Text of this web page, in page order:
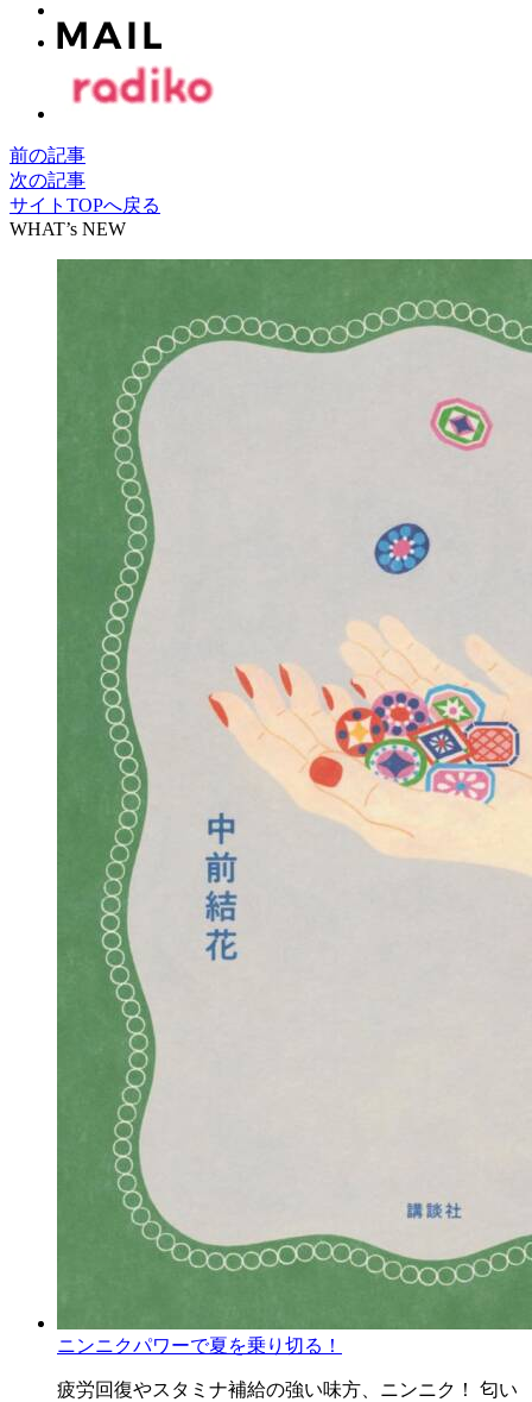
前の記事
次の記事
サイトTOPへ戻る
WHAT’s NEW
ニンニクパワーで夏を乗り切る！
疲労回復やスタミナ補給の強い味方、ニンニク！ 匂い